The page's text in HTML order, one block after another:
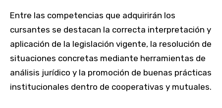
Entre las competencias que adquirirán los
cursantes se destacan la correcta interpretación y
aplicación de la legislación vigente, la resolución de
situaciones concretas mediante herramientas de
análisis jurídico y la promoción de buenas prácticas
institucionales dentro de cooperativas y mutuales.